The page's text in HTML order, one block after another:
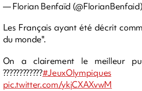
— Florian Benfaïd (@FlorianBenfaid)
Les Français ayant été décrit
du monde".
On a clairement le meilleur
????????????#JeuxOlympiques
pic.twitter.com/ykjCXAXvwM